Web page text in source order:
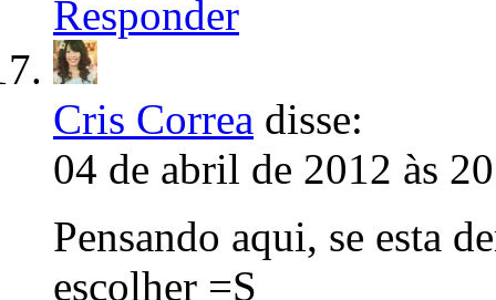
Responder
Cris Correa disse:
04 de abril de 2012 às
Pensando aqui, se esta
escolher =S